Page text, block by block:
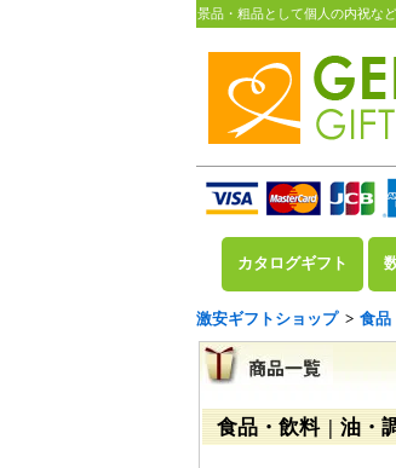
景品・粗品として個人の内祝な
カタログギフト
激安ギフトショップ>食品
食品・飲料 | 油・